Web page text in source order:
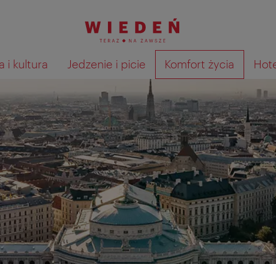
i kultura Jedzenie i picie Komfort życia
Pokaż na mapie wyniki